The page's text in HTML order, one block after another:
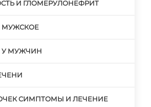
И ГЛОМЕРУЛОНЕФРИТ
МУЖСКОЕ
У МУЖЧИН
СИМПТОМЫ И ЛЕЧЕНИЕ